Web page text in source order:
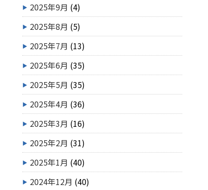
2025年9月 (4)
2025年8月 (5)
2025年7月 (13)
2025年6月 (35)
2025年5月 (35)
2025年4月 (36)
2025年3月 (16)
2025年2月 (31)
2025年1月 (40)
2024年12月 (40)